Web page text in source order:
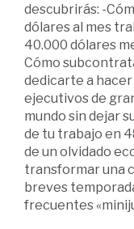
descubrirás: -
dólares al mes
40.000 dólares
Cómo
dedicarte a hacer
ejecutivos de
mundo sin dejar
de tu trabajo en
de un olvidado
transformar una
breves
frecuentes